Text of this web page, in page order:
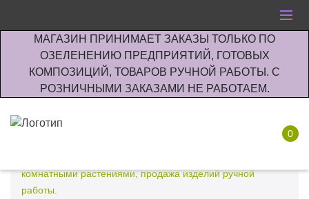
МАГАЗИН ПРИНИМАЕТ ЗАКАЗЫ ТОЛЬКО ПО
ОЗЕЛЕНЕНИЮ ПРЕДПРИЯТИЙ, ГОТОВЫХ
КОМПОЗИЦИЙ, ТОВАРОВ РУЧНОЙ РАБОТЫ. С
РОЗНИЧНЫМИ ЗАКАЗАМИ НЕ РАБОТАЕМ.
0
комнатными растениями, продажа изделий ручной
работы.